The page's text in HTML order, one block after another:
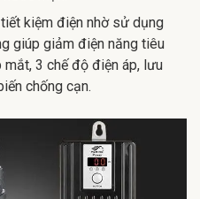
kiệm điện nhờ sử dụng
giúp giảm điện năng tiêu
3 chế độ điện áp, lưu
chống cạn.